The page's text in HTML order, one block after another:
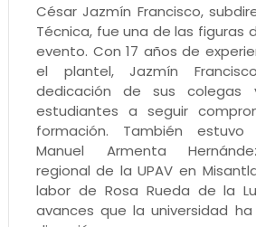
César Jazmín Francisco,
Técnica, fue una de las figuras
evento. Con 17 años de
el plantel, Jazmín
dedicación de sus
estudiantes a seguir
formación. También
Manuel Armenta
regional de la UPAV en
labor de Rosa Rueda de la
avances que la universidad